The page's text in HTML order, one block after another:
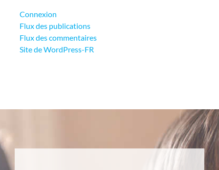
Connexion
Flux des publications
Flux des commentaires
Site de WordPress-FR